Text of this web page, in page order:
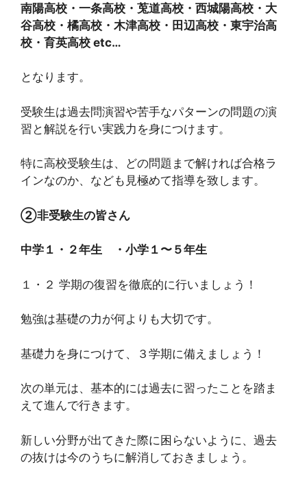
南陽高校・一条高校・莵道高校・西城陽高校・大
谷高校・橘高校・木津高校・田辺高校・東宇治高
校・育英高校 etc…
となります。
受験生は過去問演習や苦手なパターンの問題の演
習と解説を行い実践力を身につけます。
特に高校受験生は、どの問題まで解ければ合格ラ
インなのか、なども見極めて指導を致します。
②非受験生の皆さん
中学１・２年生 ・小学１〜５年生
１・２ 学期の復習を徹底的に行いましょう！
勉強は基礎の力が何よりも大切です。
基礎力を身につけて、３学期に備えましょう！
次の単元は、基本的には過去に習ったことを踏ま
えて進んで行きます。
新しい分野が出てきた際に困らないように、過去
の抜けは今のうちに解消しておきましょう。